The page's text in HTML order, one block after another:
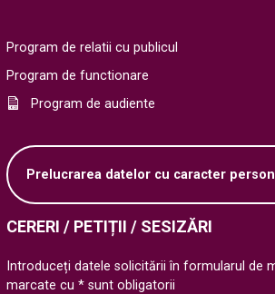
Program de relatii cu publicul
Program de functionare
Program de audiente
Prelucrarea datelor cu caracter
CERERI / PETIȚII / SESIZĂRI
Introduceți datele solicitării în formularul de
marcate cu * sunt obligatorii